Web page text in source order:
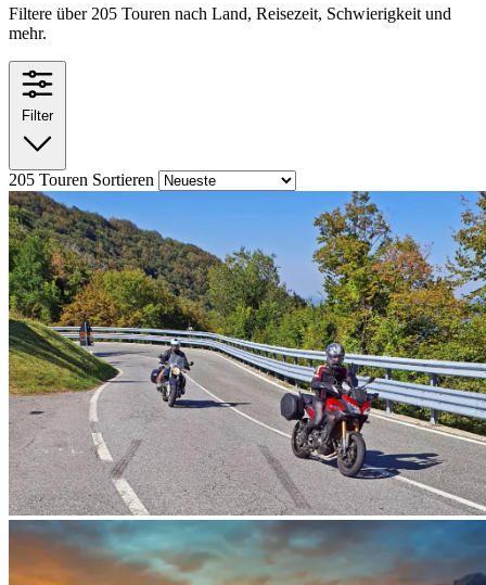
Filtere über 205 Touren nach Land, Reisezeit, Schwierigkeit und
mehr.
Filter
205 Touren Sortieren